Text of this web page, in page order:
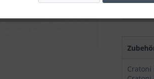
Cratoni